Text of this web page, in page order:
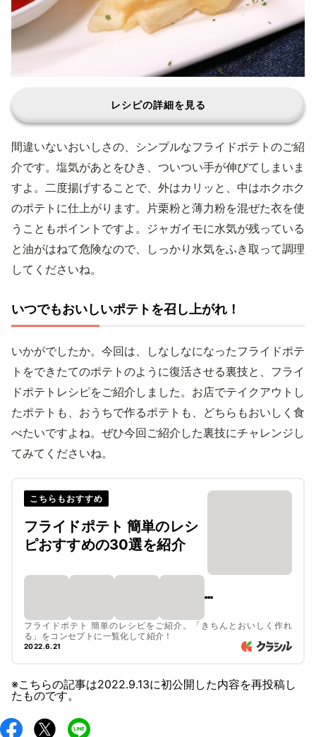
レシピの詳細を見る
間違いないおいしさの、シンプルなフライドポテトのご紹
介です。塩気があとをひき、ついつい手が伸びてしまいま
すよ。二度揚げすることで、外はカリッと、中はホクホク
のポテトに仕上がります。片栗粉と薄力粉を混ぜた衣を使
うこともポイントですよ。ジャガイモに水気が残っている
と油がはねて危険なので、しっかり水気をふき取って調理
してくださいね。
いつでもおいしいポテトを召し上がれ！
いかがでしたか。今回は、しなしなになったフライドポテ
トをできたてのポテトのように復活させる裏技と、フライ
ドポテトレシピをご紹介しました。お店でテイクアウトし
たポテトも、おうちで作るポテトも、どちらもおいしく食
べたいですよね。ぜひ今回ご紹介した裏技にチャレンジし
てみてくださいね。
こちらもおすすめ
フライドポテト 簡単のレシ
ピおすすめの30選を紹介
フライドポテト 簡単のレシピをご紹介。「きちんとおいしく作れ
る」をコンセプトに一覧化して紹介！
2022.6.21
※こちらの記事は2022.9.13に初公開した内容を再投稿し
たものです。